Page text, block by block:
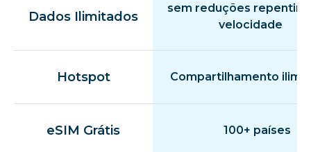
Dados Ilimitados
sem reduções
velocidade
Hotspot Compartilhamento
eSIM Grátis 100+ países